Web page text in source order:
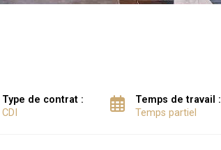
Type de contrat :
CDI
Temps de travail :
Temps partiel